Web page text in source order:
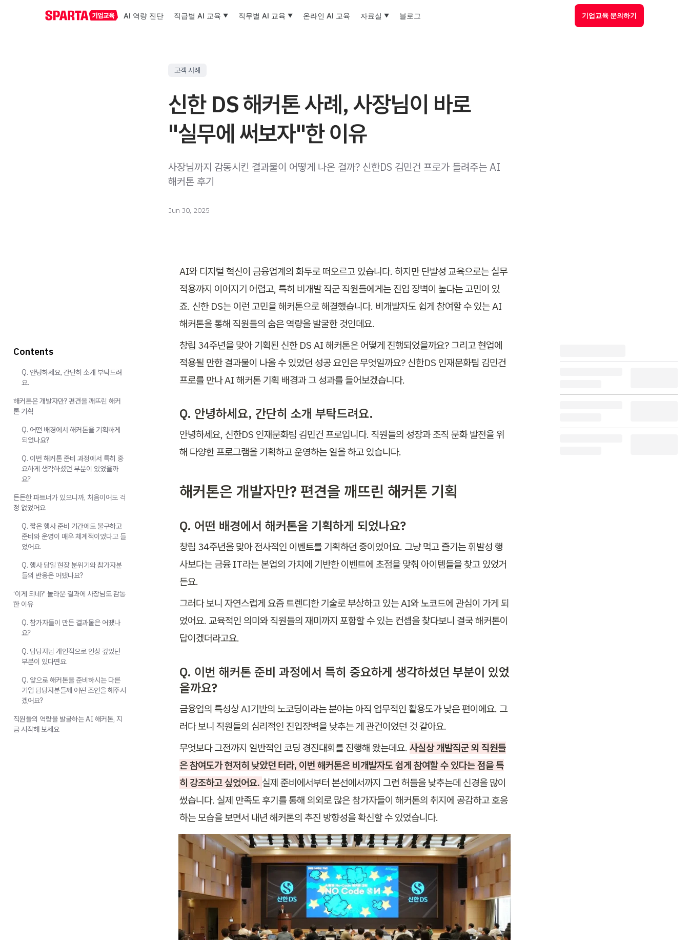
AI 역량 진단 직급별 AI 교육 직무별 AI 교육 온라인 AI 교육 자료실 블로그 기업교육 문의하기
고객 사례
신한 DS 해커톤 사례, 사장님이 바로
"실무에 써보자"한 이유
사장님까지 감동시킨 결과물이 어떻게 나온 걸까? 신한DS 김민건 프로가 들려주는 AI
해커톤 후기
Jun 30, 2025
AI와 디지털 혁신이 금융업계의 화두로 떠오르고 있습니다. 하지만 단발성 교육으로는 실무
적용까지 이어지기 어렵고, 특히 비개발 직군 직원들에게는 진입 장벽이 높다는 고민이 있
죠. 신한 DS는 이런 고민을 해커톤으로 해결했습니다. 비개발자도 쉽게 참여할 수 있는 AI
해커톤을 통해 직원들의 숨은 역량을 발굴한 것인데요.
창립 34주년을 맞아 기획된 신한 DS AI 해커톤은 어떻게 진행되었을까요? 그리고 현업에
적용될 만한 결과물이 나올 수 있었던 성공 요인은 무엇일까요? 신한DS 인재문화팀 김민건
프로를 만나 AI 해커톤 기획 배경과 그 성과를 들어보겠습니다.
Q. 안녕하세요, 간단히 소개 부탁드려요.
안녕하세요, 신한DS 인재문화팀 김민건 프로입니다. 직원들의 성장과 조직 문화 발전을 위
해 다양한 프로그램을 기획하고 운영하는 일을 하고 있습니다.
해커톤은 개발자만? 편견을 깨뜨린 해커톤 기획
Q. 어떤 배경에서 해커톤을 기획하게 되었나요?
창립 34주년을 맞아 전사적인 이벤트를 기획하던 중이었어요. 그냥 먹고 즐기는 휘발성 행
사보다는 금융 IT라는 본업의 가치에 기반한 이벤트에 초점을 맞춰 아이템들을 찾고 있었거
든요.
그러다 보니 자연스럽게 요즘 트렌디한 기술로 부상하고 있는 AI와 노코드에 관심이 가게 되
었어요. 교육적인 의미와 직원들의 재미까지 포함할 수 있는 컨셉을 찾다보니 결국 해커톤이
답이겠더라고요.
Q. 이번 해커톤 준비 과정에서 특히 중요하게 생각하셨던 부분이 있었
을까요?
금융업의 특성상 AI기반의 노코딩이라는 분야는 아직 업무적인 활용도가 낮은 편이에요. 그
러다 보니 직원들의 심리적인 진입장벽을 낮추는 게 관건이었던 것 같아요.
무엇보다 그전까지 일반적인 코딩 경진대회를 진행해 왔는데요. 사실상 개발직군 외 직원들
은 참여도가 현저히 낮았던 터라, 이번 해커톤은 비개발자도 쉽게 참여할 수 있다는 점을 특
히 강조하고 싶었어요. 실제 준비에서부터 본선에서까지 그런 허들을 낮추는데 신경을 많이
썼습니다. 실제 만족도 후기를 통해 의외로 많은 참가자들이 해커톤의 취지에 공감하고 호응
하는 모습을 보면서 내년 해커톤의 추진 방향성을 확신할 수 있었습니다.
Contents
Q. 안녕하세요, 간단히 소개 부탁드려
요.
해커톤은 개발자만? 편견을 깨뜨린 해커
톤 기획
Q. 어떤 배경에서 해커톤을 기획하게
되었나요?
Q. 이번 해커톤 준비 과정에서 특히 중
요하게 생각하셨던 부분이 있었을까
요?
든든한 파트너가 있으니까, 처음이어도 걱
정 없었어요
Q. 짧은 행사 준비 기간에도 불구하고
준비와 운영이 매우 체계적이었다고 들
었어요.
Q. 행사 당일 현장 분위기와 참가자분
들의 반응은 어땠나요?
‘이게 되네?’ 놀라운 결과에 사장님도 감동
한 이유
Q. 참가자들이 만든 결과물은 어땠나
요?
Q. 담당자님 개인적으로 인상 깊었던
부분이 있다면요.
Q. 앞으로 해커톤을 준비하시는 다른
기업 담당자분들께 어떤 조언을 해주시
겠어요?
직원들의 역량을 발굴하는 AI 해커톤, 지
금 시작해 보세요